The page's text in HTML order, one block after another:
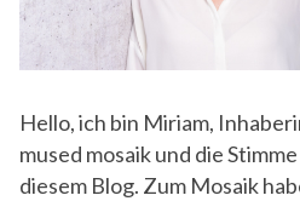
1. Februar 2017
Hello, ich bin Miriam,
mused mosaik und die
diesem Blog. Zum Mosaik